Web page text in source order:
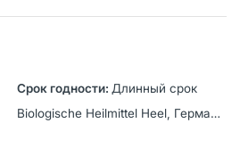
Длинный срок
Biologische Heilmittel Heel, Германия